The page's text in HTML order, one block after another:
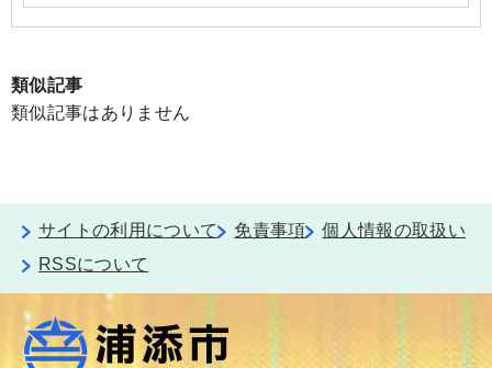
類似記事
類似記事はありません
サイトの利用について 免責事項
個人情報の取扱い
RSSについて